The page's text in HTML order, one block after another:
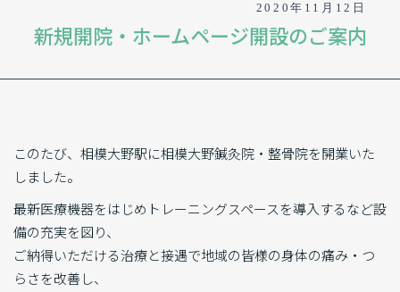
2020年11月12日
新規開院・ホームページ開設のご案内
このたび、相模大野駅に相模大野鍼灸院・整骨院を開業いた
しました。
最新医療機器をはじめトレーニングスペースを導入するなど設
備の充実を図り、
ご納得いただける治療と接遇で地域の皆様の身体の痛み・つ
らさを改善し、